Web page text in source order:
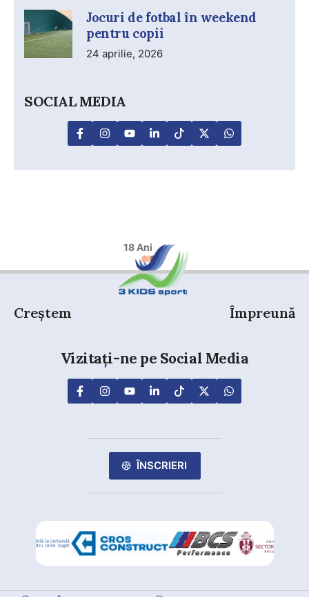
Jocuri de fotbal în weekend
pentru copii
24 aprilie, 2026
SOCIAL MEDIA
18 Ani
Creștem Împreună
Vizitați-ne pe Social Media
ÎNSCRIERI